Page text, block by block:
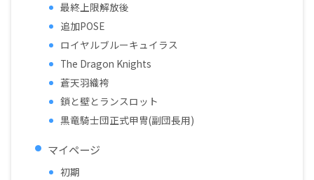
最終上限解放後
追加POSE
ロイヤルブルーキュイラス
The Dragon Knights
蒼天羽織袴
鎖と壁とランスロット
黒竜騎士団正式甲冑(副団長用)
マイページ
初期